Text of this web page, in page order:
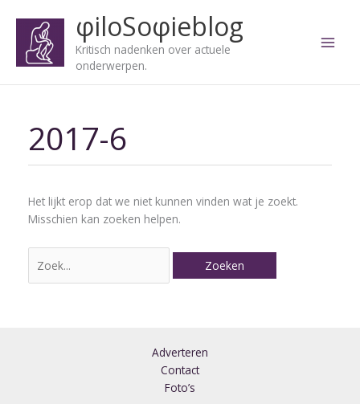
inhoud
φiloSoφieblog
Kritisch nadenken over actuele
onderwerpen.
2017-6
Het lijkt erop dat we niet kunnen vinden wat je zoekt.
Misschien kan zoeken helpen.
Zoek
naar:
Adverteren
Contact
Foto’s